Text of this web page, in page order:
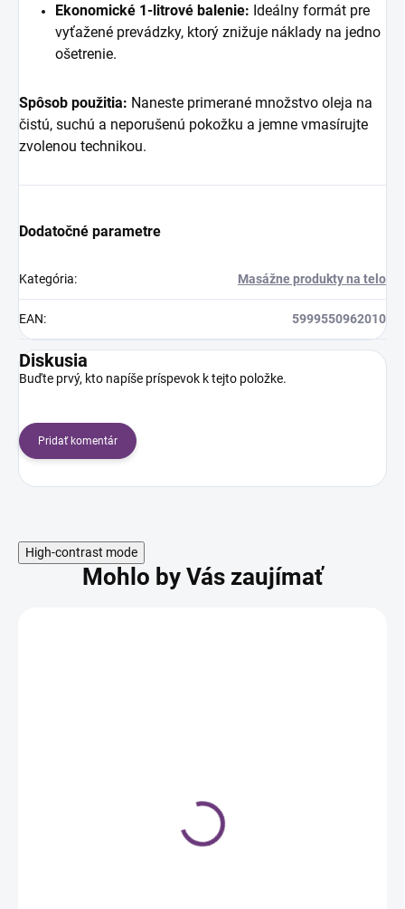
Ekonomické 1-litrové balenie: Ideálny formát pre
vyťažené prevádzky, ktorý znižuje náklady na jedno
ošetrenie.
Spôsob použitia: Naneste primerané množstvo oleja na
čistú, suchú a neporušenú pokožku a jemne vmasírujte
zvolenou technikou.
Dodatočné parametre
Kategória: Masážne produkty na telo
EAN: 5999550962010
Diskusia
Buďte prvý, kto napíše príspevok k tejto položke.
Pridať komentár
High-contrast mode
Mohlo by Vás zaujímať
prírodný kokosovo-